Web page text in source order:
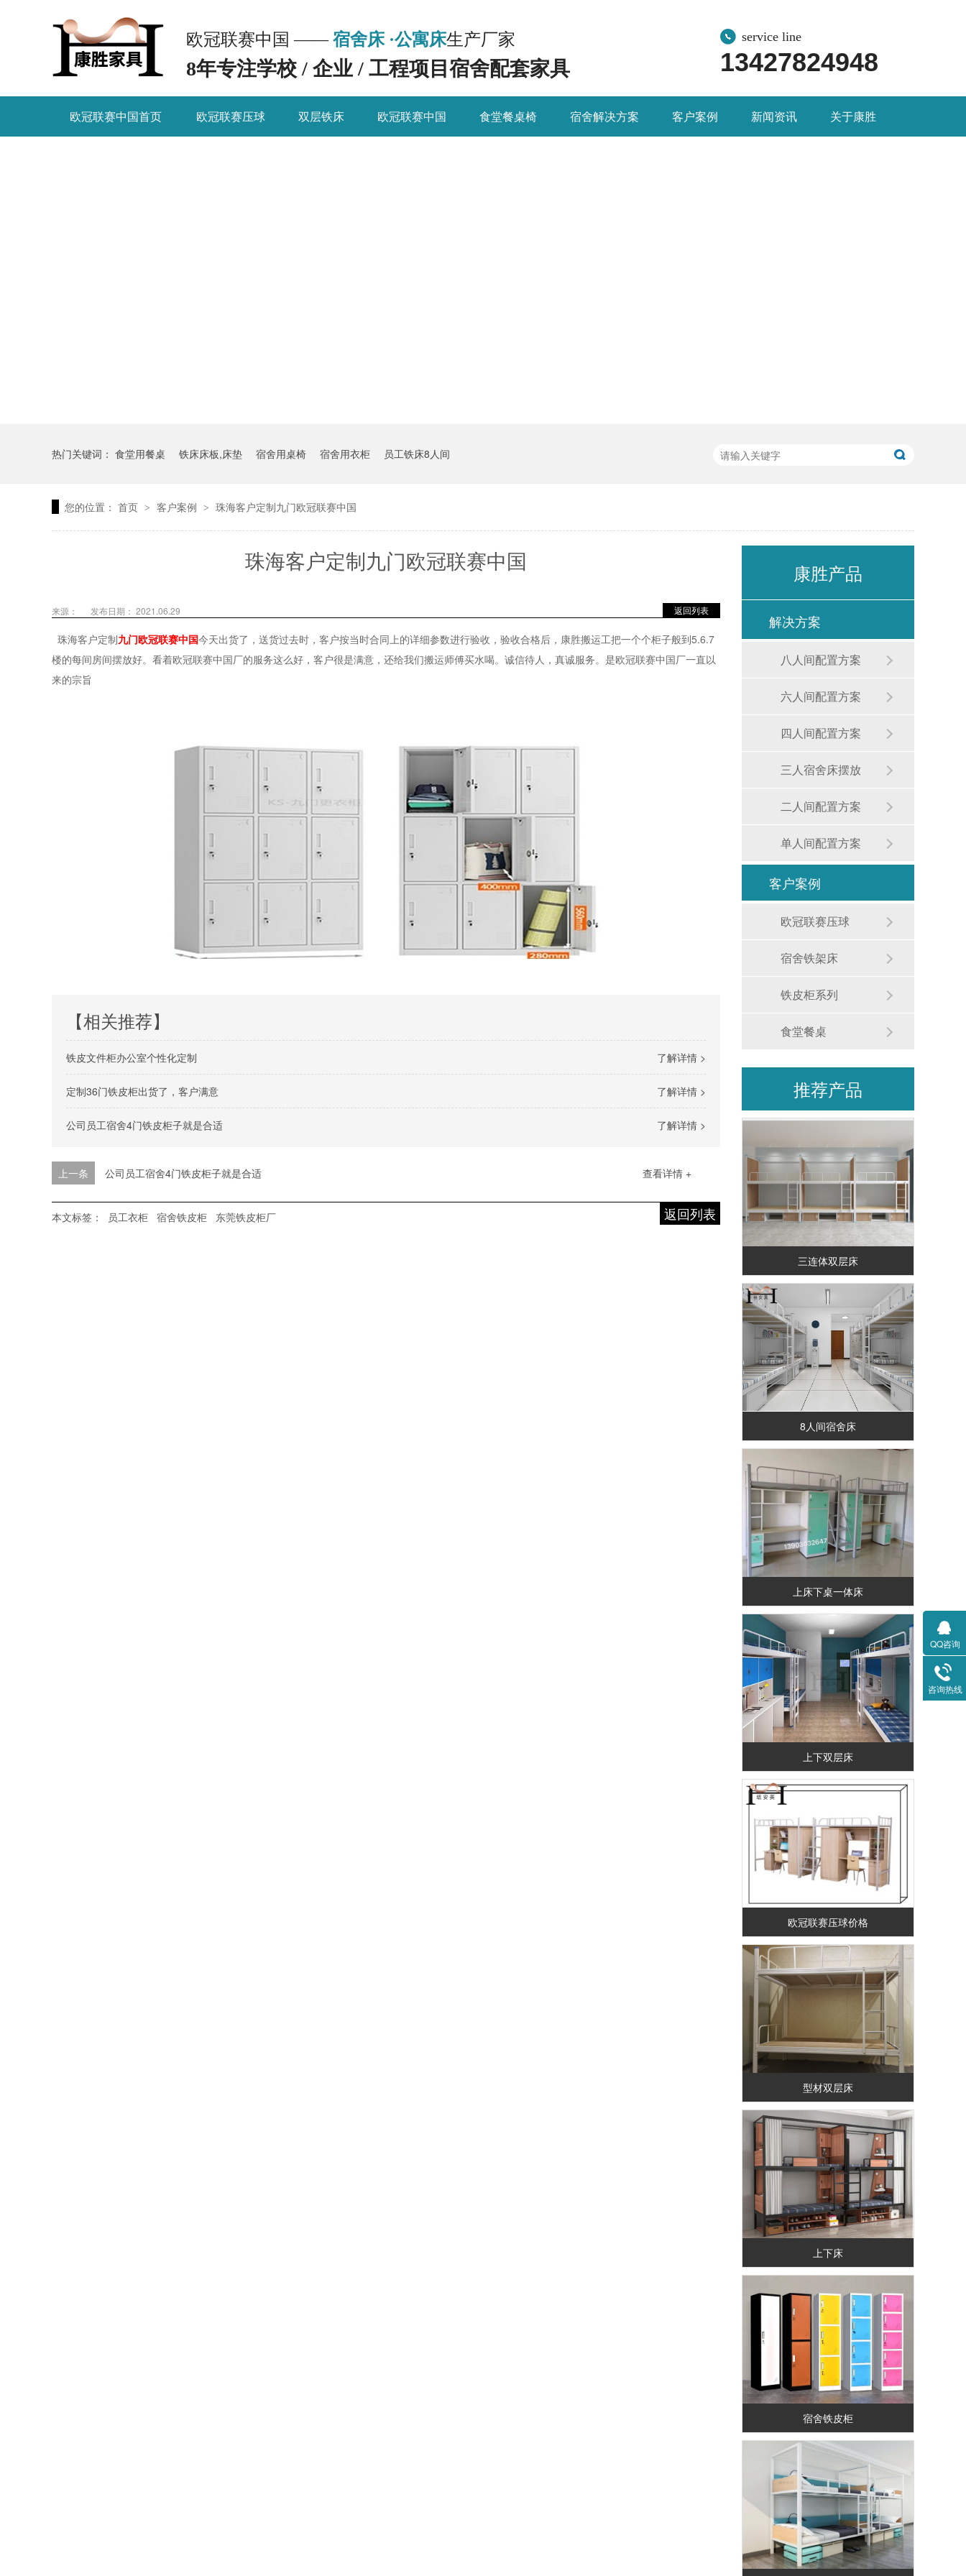
欧冠联赛中国 ——宿舍床 ·公寓床生产厂家
8年专注学校 / 企业 / 工程项目宿舍配套家具
service line
13427824948
欧冠联赛中国首页 欧冠联赛压球 双层铁床 欧冠联赛中国 食堂餐桌椅 宿舍解决方案 客户案例 新闻资讯 关于康胜
热门关键词： 食堂用餐桌 铁床床板,床垫 宿舍用桌椅 宿舍用衣柜 员工铁床8人间
您的位置： 首页 > 客户案例 > 珠海客户定制九门欧冠联赛中国
珠海客户定制九门欧冠联赛中国
返回列表
来源： 发布日期： 2021.06.29
珠海客户定制九门欧冠联赛中国今天出货了，送货过去时，客户按当时合同上的详细参数进行验收，验收合格后，康胜搬运工把一个个柜子般到5.6.7
楼的每间房间摆放好。看着欧冠联赛中国厂的服务这么好，客户很是满意，还给我们搬运师傅买水喝。诚信待人，真诚服务。是欧冠联赛中国厂一直以
来的宗旨
【相关推荐】
了解详情 >
铁皮文件柜办公室个性化定制
了解详情 >
定制36门铁皮柜出货了，客户满意
了解详情 >
公司员工宿舍4门铁皮柜子就是合适
查看详情 +
上一条 公司员工宿舍4门铁皮柜子就是合适
返回列表
本文标签： 员工衣柜 宿舍铁皮柜 东莞铁皮柜厂
康胜产品
解决方案
八人间配置方案
六人间配置方案
四人间配置方案
三人宿舍床摆放
二人间配置方案
单人间配置方案
客户案例
欧冠联赛压球
宿舍铁架床
铁皮柜系列
食堂餐桌
推荐产品
三连体双层床
8人间宿舍床
上床下桌一体床
上下双层床
欧冠联赛压球价格
型材双层床
上下床
宿舍铁皮柜
QQ咨询
咨询热线